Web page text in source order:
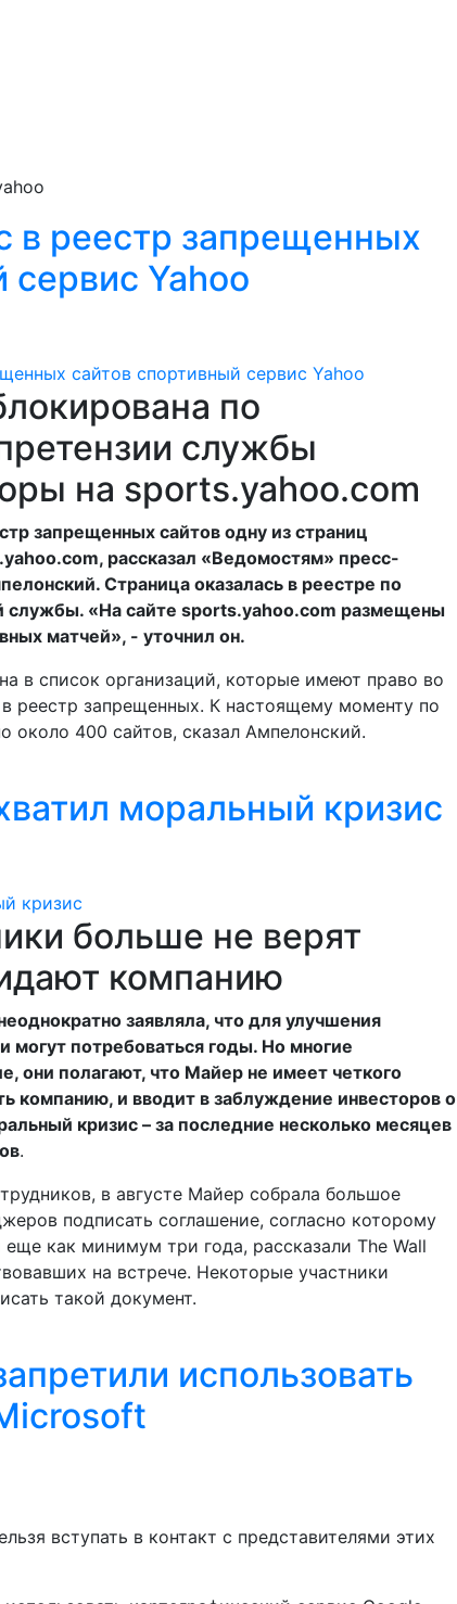
в реестр запрещенных
сервис Yahoo
по
службы
на sports.yahoo.com
запрещенных сайтов одну из страниц
рассказал «Ведомостям» пресс-
Страница оказалась в реестре по
службы. «На сайте sports.yahoo.com размещены
матчей», - уточнил он.
в список организаций, которые имеют право во
реестр запрещенных. К настоящему моменту по
400 сайтов, сказал Ампелонский.
моральный кризис
больше не верят
компанию
заявляла, что для улучшения
могут потребоваться годы. Но многие
они полагают, что Майер не имеет четкого
компанию, и вводит в заблуждение инвесторов о
кризис – за последние несколько месяцев
.
в августе Майер собрала большое
подписать соглашение, согласно которому
как минимум три года, рассказали The Wall
на встрече. Некоторые участники
такой документ.
использовать
вступать в контакт с представителями этих